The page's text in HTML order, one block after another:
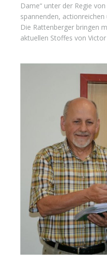
Dame“ unter der Regie
spannenden,
Die Rattenberger bringen
aktuellen Stoffes von